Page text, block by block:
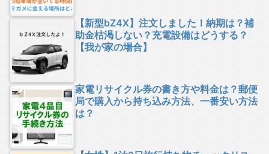
【新型bZ4X】注文しました！納期は？補
助金枯渇しない？充電設備はどうする？
【我が家の場合】
家電リサイクル券の書き方や料金は？郵便
局で購入から持ち込み方法、一番安い方法
は？